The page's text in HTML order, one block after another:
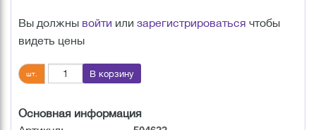
Вы должны войти или зарегистрироваться чтобы
видеть цены
шт. В корзину
Основная информация